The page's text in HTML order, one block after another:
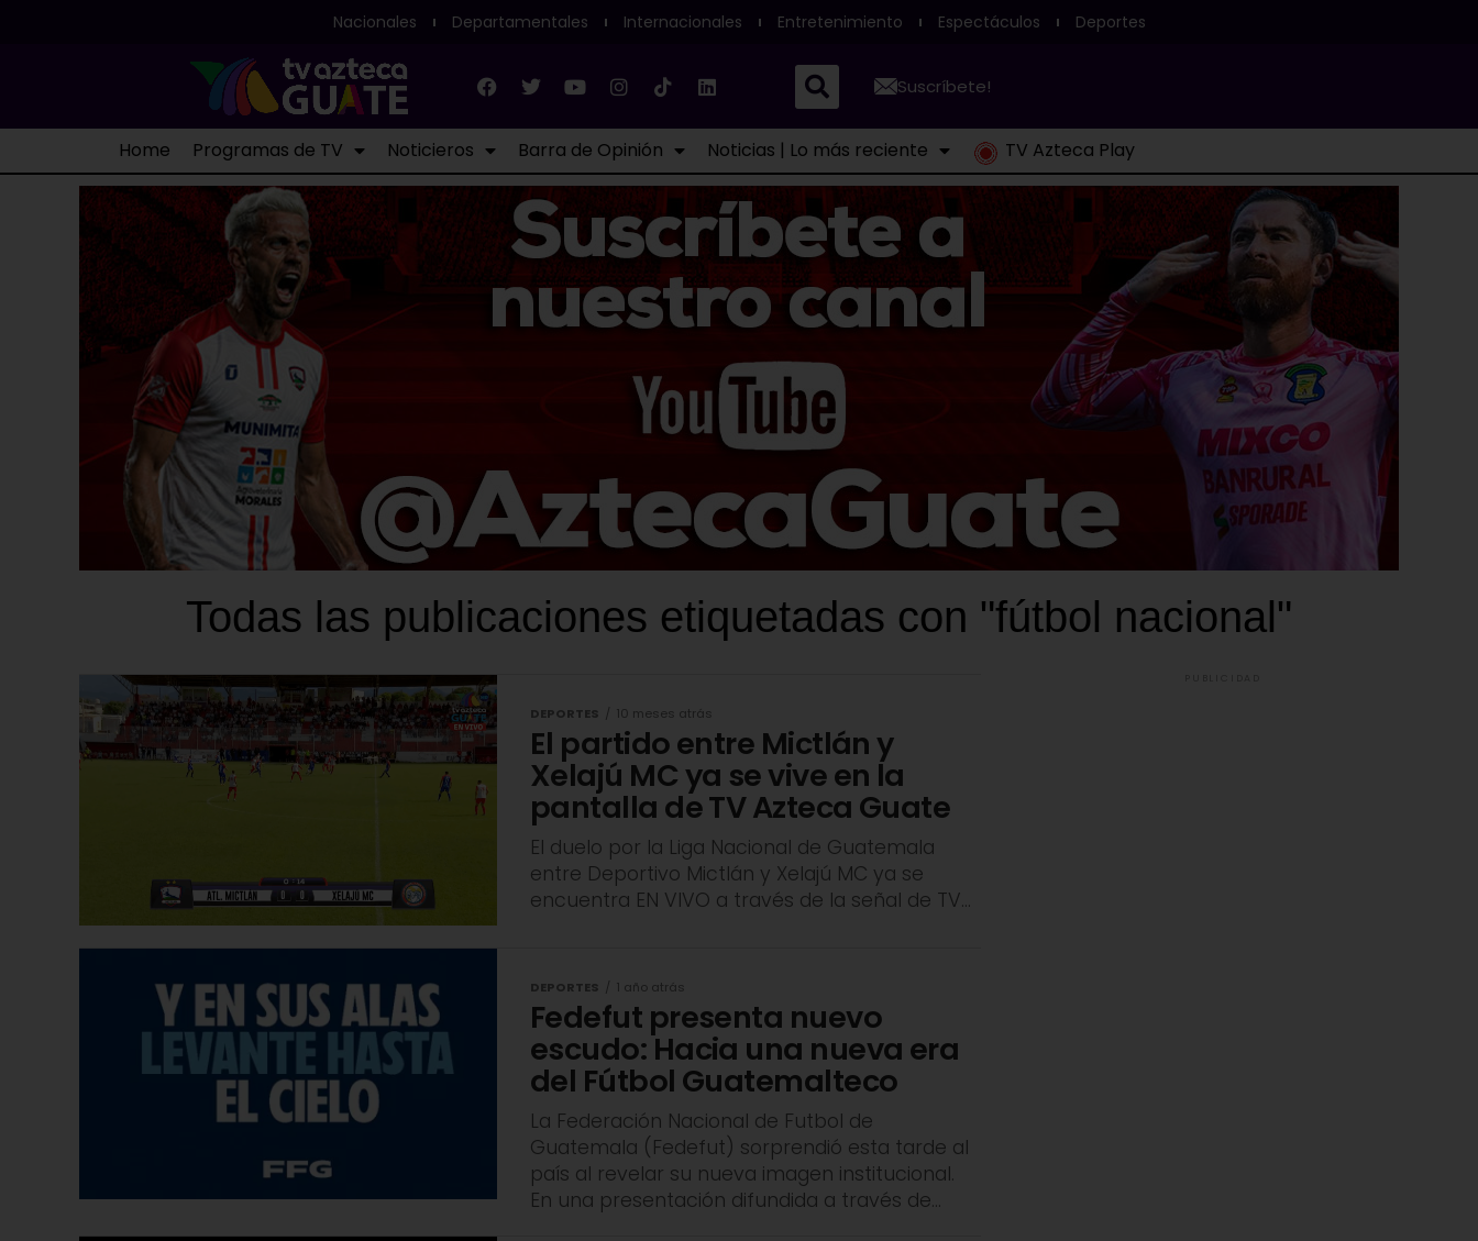
Nacionales Departamentales Internacionales Entretenimiento Espectáculos Deportes
Suscríbete!
Home Programas de TV Noticieros Barra de Opinión Noticias | Lo más reciente TV Azteca Play
Todas las publicaciones etiquetadas con "fútbol nacional"
DEPORTES 10 meses atrás
El partido entre Mictlán y
Xelajú MC ya se vive en la
pantalla de TV Azteca Guate
El duelo por la Liga Nacional de Guatemala
entre Deportivo Mictlán y Xelajú MC ya se
encuentra EN VIVO a través de la señal de TV...
DEPORTES 1 año atrás
Fedefut presenta nuevo
escudo: Hacia una nueva era
del Fútbol Guatemalteco
La Federación Nacional de Futbol de
Guatemala (Fedefut) sorprendió esta tarde al
país al revelar su nueva imagen institucional.
En una presentación difundida a través de...